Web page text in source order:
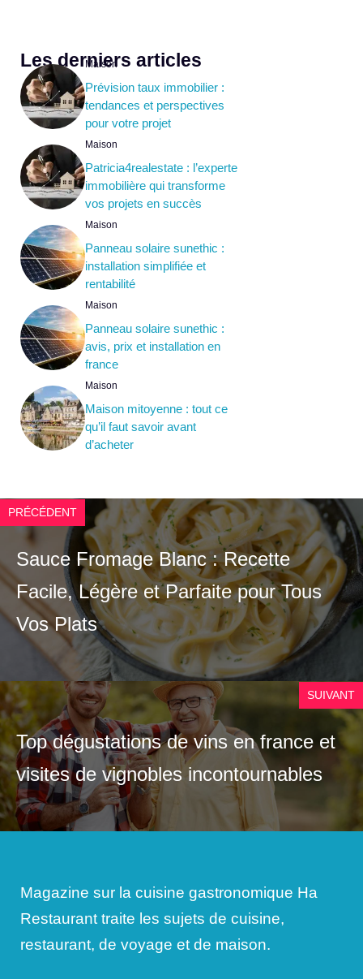
Les derniers articles
Maison
Prévision taux immobilier :
tendances et perspectives
pour votre projet
Maison
Patricia4realestate : l’experte
immobilière qui transforme
vos projets en succès
Maison
Panneau solaire sunethic :
installation simplifiée et
rentabilité
Maison
Panneau solaire sunethic :
avis, prix et installation en
france
Maison
Maison mitoyenne : tout ce
qu’il faut savoir avant
d’acheter
PRÉCÉDENT
Sauce Fromage Blanc : Recette
Facile, Légère et Parfaite pour Tous
Vos Plats
SUIVANT
Top dégustations de vins en france et
visites de vignobles incontournables
Magazine sur la cuisine gastronomique Ha
Restaurant traite les sujets de cuisine,
restaurant, de voyage et de maison.